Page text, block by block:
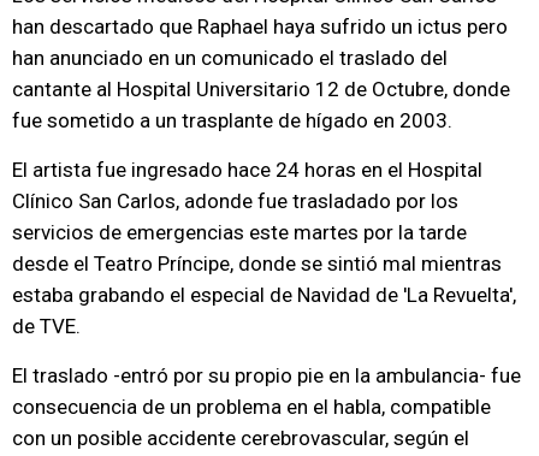
han descartado que Raphael haya sufrido un ictus pero
han anunciado en un comunicado el traslado del
cantante al Hospital Universitario 12 de Octubre, donde
fue sometido a un trasplante de hígado en 2003.
El artista fue ingresado hace 24 horas en el Hospital
Clínico San Carlos, adonde fue trasladado por los
servicios de emergencias este martes por la tarde
desde el Teatro Príncipe, donde se sintió mal mientras
estaba grabando el especial de Navidad de 'La Revuelta',
de TVE.
El traslado -entró por su propio pie en la ambulancia- fue
consecuencia de un problema en el habla, compatible
con un posible accidente cerebrovascular, según el